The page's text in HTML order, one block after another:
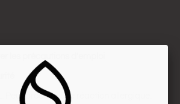
les précautions d'emploi
Peut produire une réaction allergique.